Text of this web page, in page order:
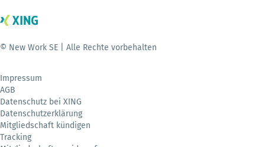
© New Work SE | Alle Rechte vorbehalten
Impressum
AGB
Datenschutz bei XING
Datenschutzerklärung
Mitgliedschaft kündigen
Tracking